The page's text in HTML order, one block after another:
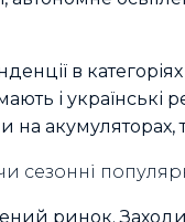
в
і українські
на
сезонні
ринок.